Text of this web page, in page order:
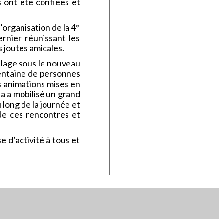
de la 4°
réunissant les
joutes amicales.
sous le nouveau
de personnes
mises en
a mobilisé un grand
de la journée et
ces rencontres et
d’activité à tous et